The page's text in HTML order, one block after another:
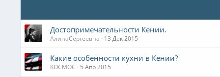
Достопримечательности Кении.
АлинаСергеевна 13 Дек 2015
Какие особенности кухни в Кении?
KOCMOC 5 Апр 2015